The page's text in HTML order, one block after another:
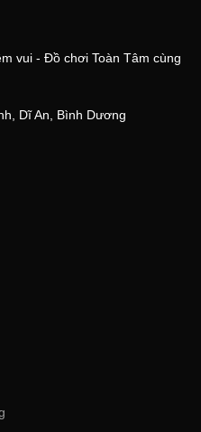
vui - Đồ chơi Toàn Tâm cùng
Dĩ An, Bình Dương